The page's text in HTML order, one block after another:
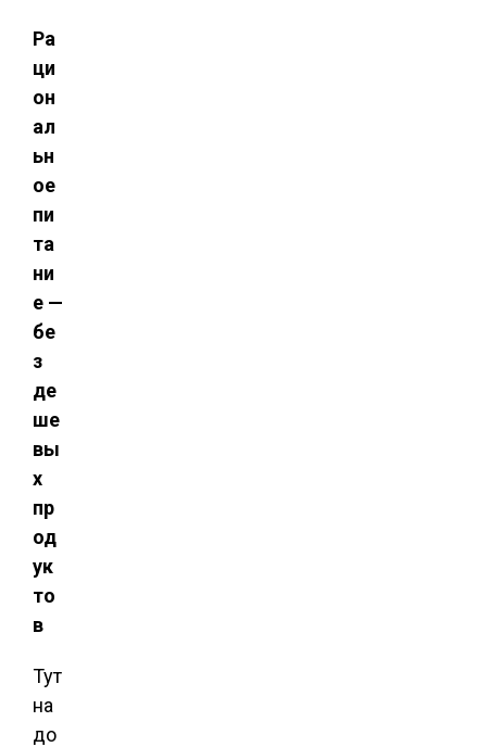
Ра
ци
он
ал
ьн
ое
пи
та
ни
е —
бе
з
де
ше
вы
х
пр
од
ук
то
в
Тут
на
до